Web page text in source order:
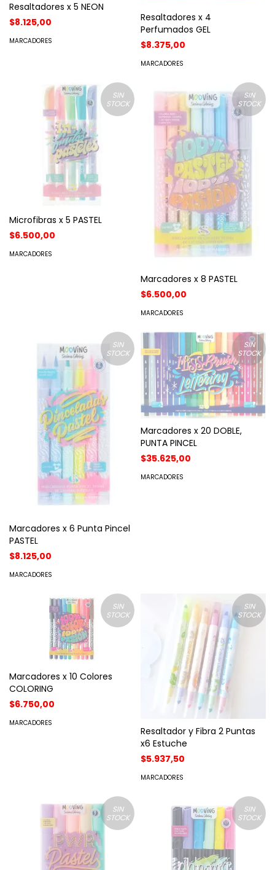
Resaltadores x 5 NEON
$8.125,00
MARCADORES
Resaltadores x 4
Perfumados GEL
$8.375,00
MARCADORES
SIN
STOCK
Microfibras x 5 PASTEL
$6.500,00
MARCADORES
SIN
STOCK
Marcadores x 8 PASTEL
$6.500,00
MARCADORES
SIN
STOCK
Marcadores x 6 Punta Pincel
PASTEL
$8.125,00
MARCADORES
SIN
STOCK
Marcadores x 20 DOBLE,
PUNTA PINCEL
$35.625,00
MARCADORES
SIN
STOCK
Marcadores x 10 Colores
COLORING
$6.750,00
MARCADORES
SIN
STOCK
Resaltador y Fibra 2 Puntas
x6 Estuche
$5.937,50
MARCADORES
SIN
STOCK
SIN
STOCK